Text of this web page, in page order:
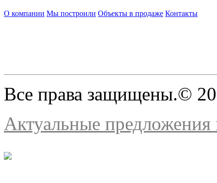
О компании Мы построили Объекты в продаже Контакты
Все права защищены.©
Актуальные предложения